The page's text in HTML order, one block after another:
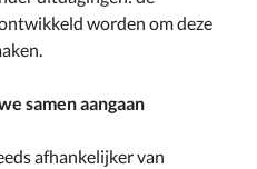
worden om deze
samen aangaan
afhankelijker van